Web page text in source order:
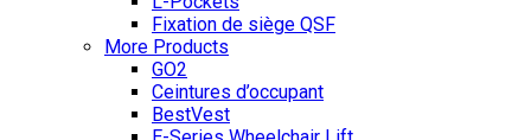
Fixation de siège QSF
More Products
GO2
Ceintures d’occupant
BestVest